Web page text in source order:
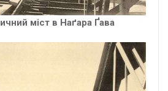
міст в Наґара Ґава